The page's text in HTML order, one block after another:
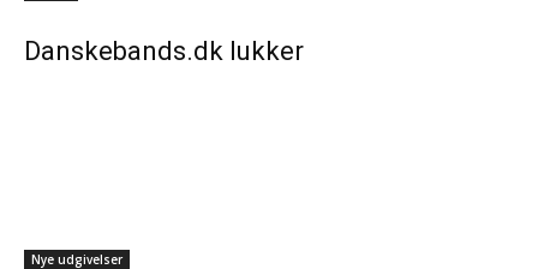
Danskebands.dk lukker
Nye udgivelser